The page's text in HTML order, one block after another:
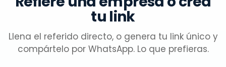
tu link
Llena el referido directo, o genera tu link único y
compártelo por WhatsApp. Lo que prefieras.